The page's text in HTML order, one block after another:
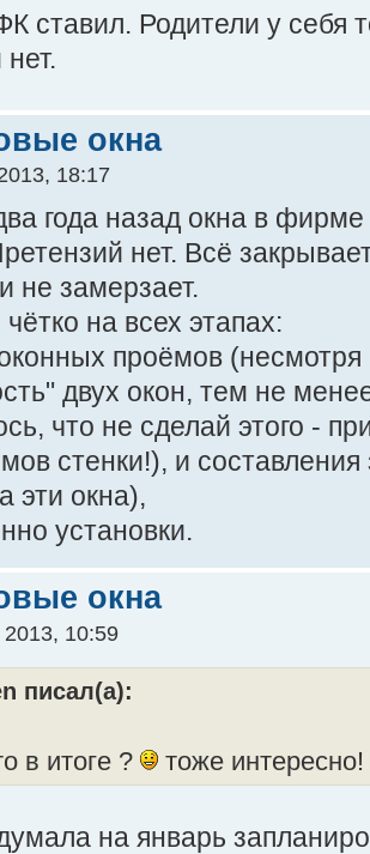
ставил. Родители у себя
окна
18:17
года назад окна в
нет. Всё
не замерзает.
на всех этапах:
проёмов
двух окон, тем не
что не сделай этого -
стенки!), и
эти окна),
установки.
окна
10:59
писал(а):
в итоге ?
тоже интересно!
на январь